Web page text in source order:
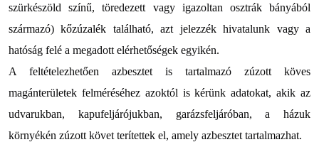
szürkészöld színű, töredezett vagy igazoltan osztrák bányából
származó) kőzúzalék található, azt jelezzék hivatalunk vagy a
hatóság felé a megadott elérhetőségek egyikén.
A feltételezhetően azbesztet is tartalmazó zúzott köves
magánterületek felméréséhez azoktól is kérünk adatokat, akik az
udvarukban, kapufeljárójukban, garázsfeljáróban, a házuk
környékén zúzott követ terítettek el, amely azbesztet tartalmazhat.